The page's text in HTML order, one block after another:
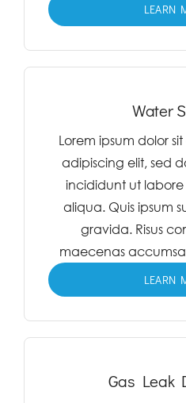
LEARN
Water
Lorem ipsum dolor
adipiscing elit, sed
incididunt ut
aliqua. Quis ipsum
gravida. Risus
maecenas
LEARN
Gas Leak